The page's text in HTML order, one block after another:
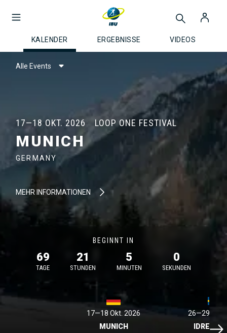
KALENDER ERGEBNISSE VIDEOS
Alle Events
17—18 OKT. 2026 LOOP ONE FESTIVAL
MUNICH
GERMANY
MEHR INFORMATIONEN
BEGINNT IN
69
TAGE
21
STUNDEN
5
MINUTEN
0
SEKUNDEN
17—18 Okt. 2026
MUNICH
26—29 Nov.
IDREIdre